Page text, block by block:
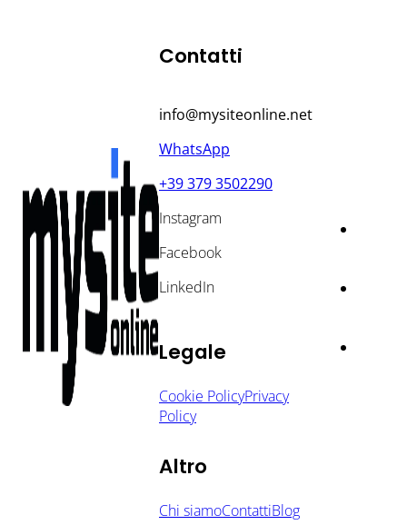
Contatti
info@mysiteonline.net
WhatsApp
+39 379 3502290
Instagram
Facebook
LinkedIn
Legale
Cookie PolicyPrivacy
Policy
Altro
Chi siamoContattiBlog